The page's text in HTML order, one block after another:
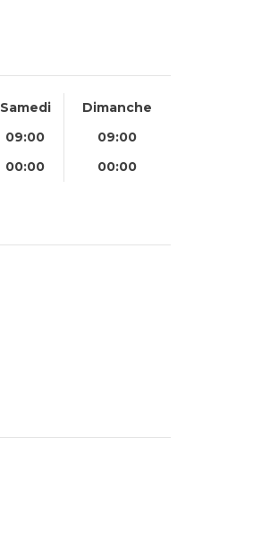
Samedi
Dimanche
09:00
09:00
00:00 00:00